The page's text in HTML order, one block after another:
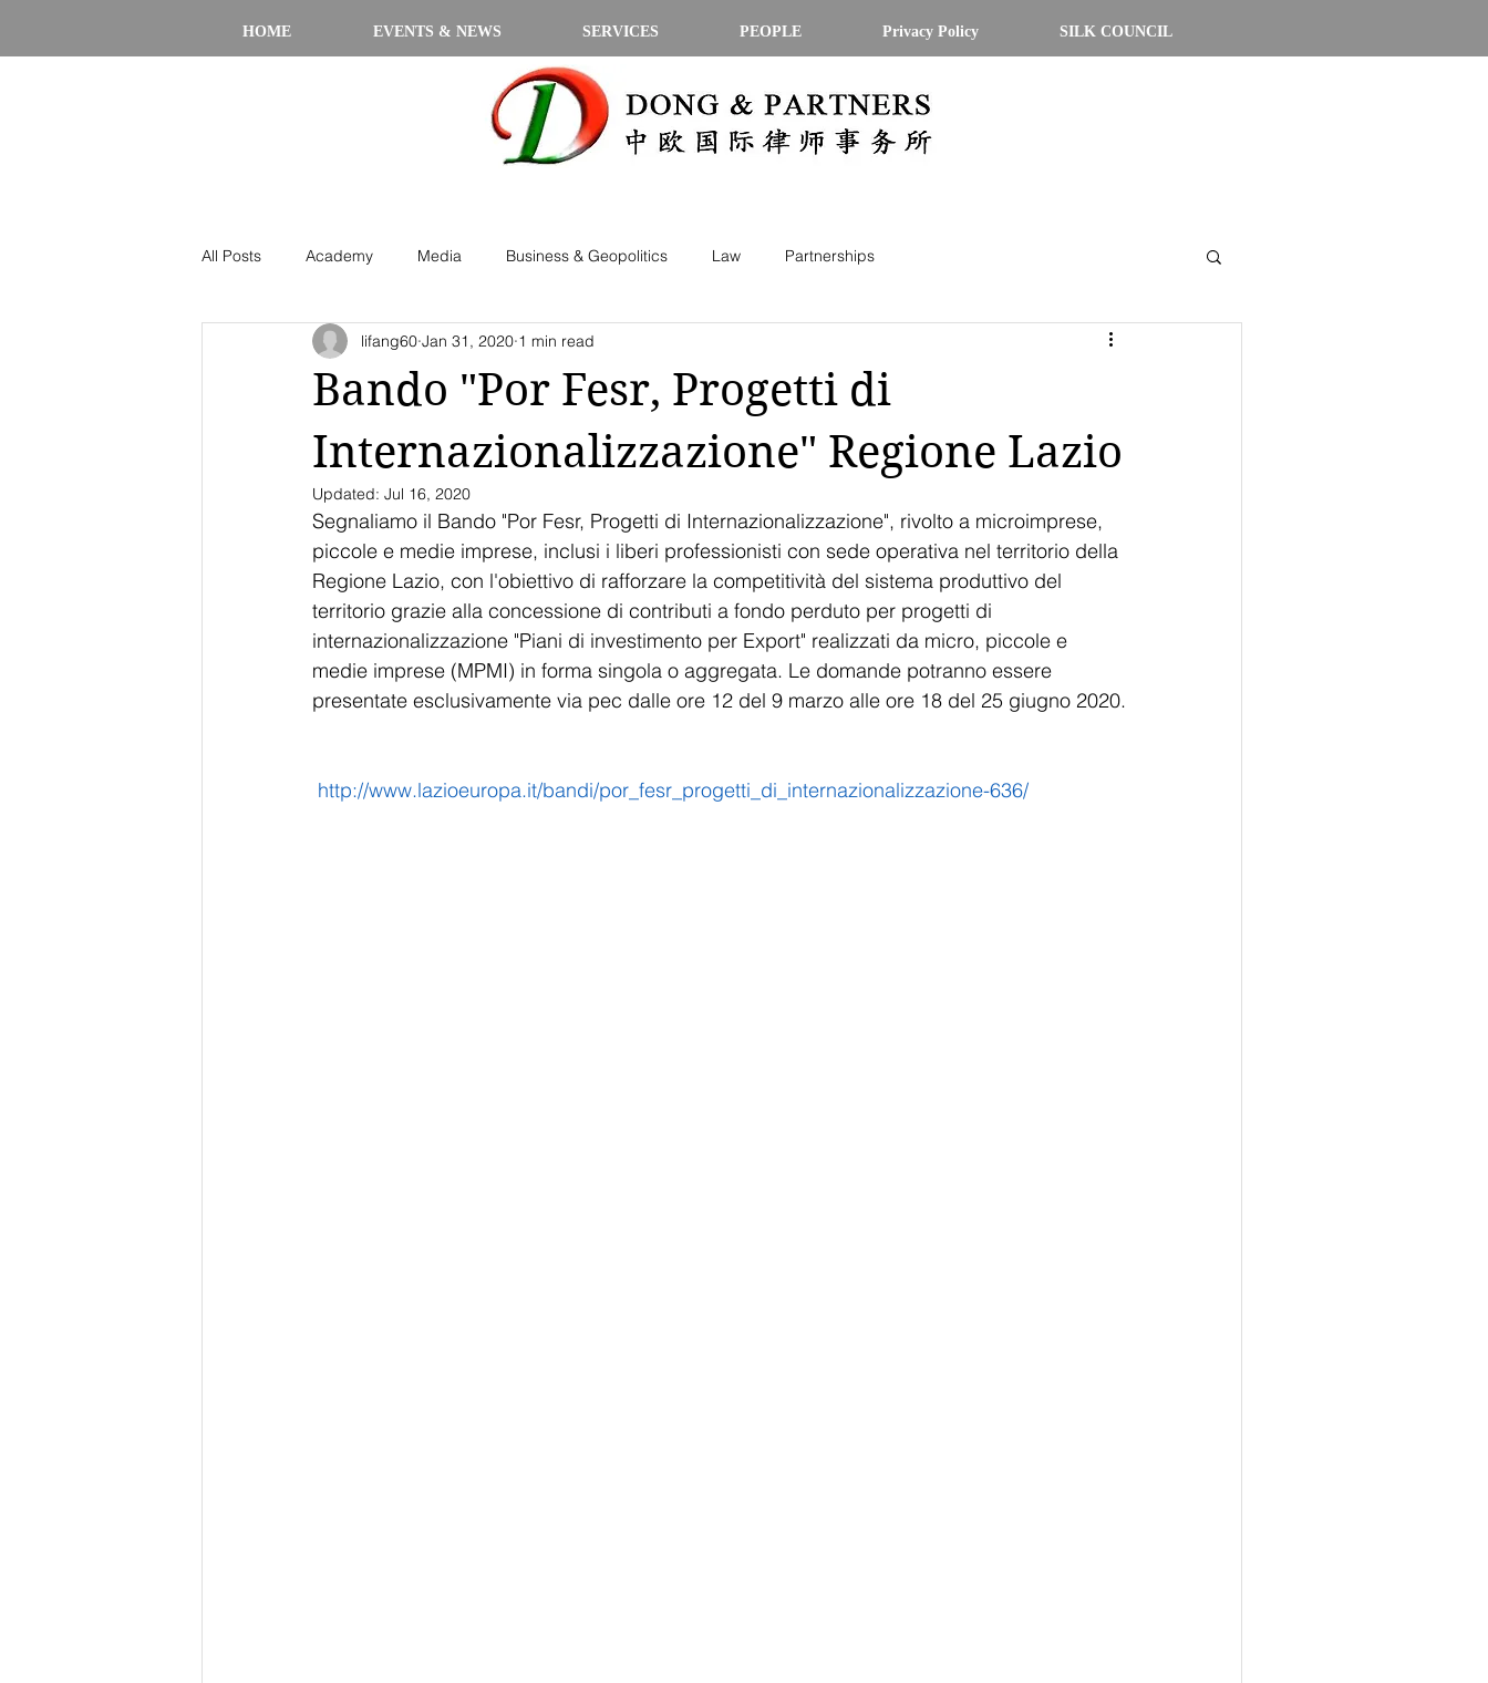
All Posts Academy Media Business & Geopolitics Law Partnerships
Bando "Por Fesr, Progetti di
Internazionalizzazione" Regione Lazio
lifang60 Jan 31, 2020 1 min read
Updated: Jul 16, 2020
Segnaliamo il Bando "Por Fesr, Progetti di Internazionalizzazione", rivolto a microimprese,
piccole e medie imprese, inclusi i liberi professionisti con sede operativa nel territorio della
Regione Lazio, con l'obiettivo di rafforzare la competitività del sistema produttivo del
territorio grazie alla concessione di contributi a fondo perduto per progetti di
internazionalizzazione "Piani di investimento per Export" realizzati da micro, piccole e
medie imprese (MPMI) in forma singola o aggregata. Le domande potranno essere
presentate esclusivamente via pec dalle ore 12 del 9 marzo alle ore 18 del 25 giugno 2020.
http://www.lazioeuropa.it/bandi/por_fesr_progetti_di_internazionalizzazione-636/
HOME EVENTS & NEWS SERVICES PEOPLE Privacy Policy SILK COUNCIL